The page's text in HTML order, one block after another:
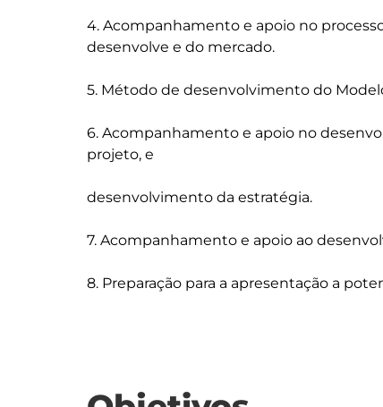
4. Acompanhamento e apoio no
desenvolve e do mercado.
5. Método de desenvolvimento do
6. Acompanhamento e apoio no
projeto, e
desenvolvimento da estratégia.
7. Acompanhamento e apoio ao